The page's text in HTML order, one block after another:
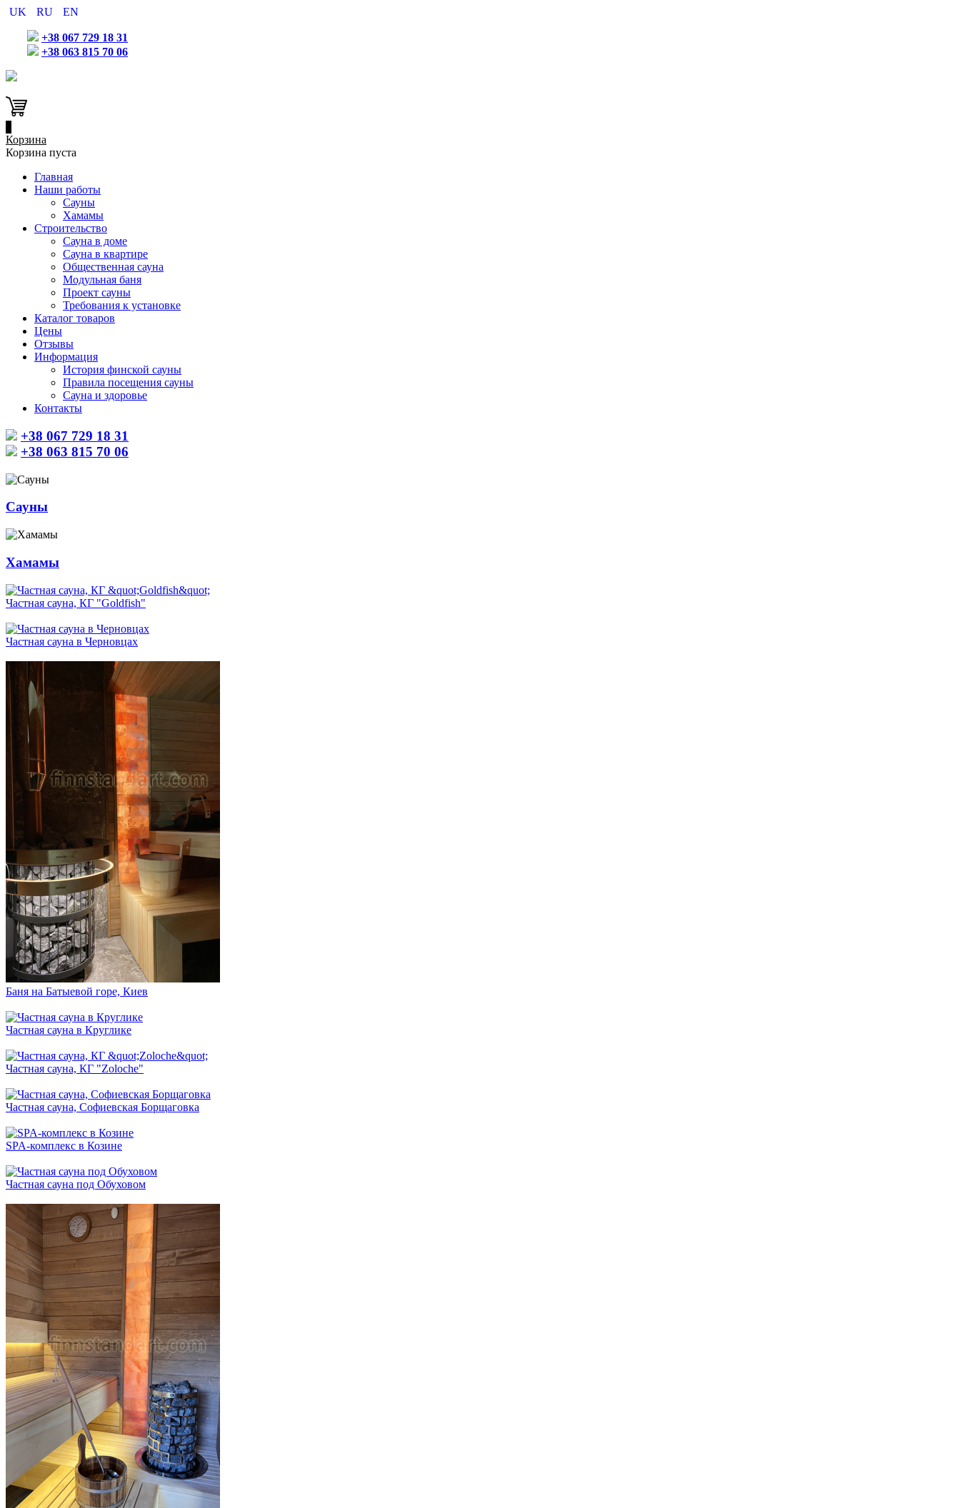
UK RU EN
+38 067 729 18 31
+38 063 815 70 06
Корзина
Корзина пуста
Главная
Наши работы
Сауны
Хамамы
Строительство
Сауна в доме
Сауна в квартире
Общественная сауна
Модульная баня
Проект сауны
Требования к установке
Каталог товаров
Цены
Отзывы
Информация
История финской сауны
Правила посещения сауны
Сауна и здоровье
Контакты
+38 067 729 18 31
+38 063 815 70 06
Сауны
Хамамы
Частная сауна, КГ "Goldfish"
Частная сауна в Черновцах
Баня на Батыевой горе, Киев
Частная сауна в Круглике
Частная сауна, КГ "Zoloche"
Частная сауна, Софиевская Борщаговка
SPA-комплекс в Козине
Частная сауна под Обуховом